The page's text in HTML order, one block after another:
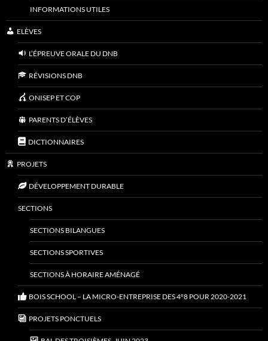
INFORMATIONS UTILES
ELÈVES
L’ÉPREUVE ORALE DU DNB
RÉVISIONS DNB
ONISEP ET COP
PARENTS D’ÉLÈVES
DICTIONNAIRES
PROJETS
DÉVELOPPEMENT DURABLE
SECTIONS
SECTIONS BILANGUES
SECTIONS SPORTIVES
SECTIONS À HORAIRE AMÉNAGÉ
BOIS SCHOOL – LA MICRO-ENTREPRISE DES 4°8 POUR 2020-2021
PROJETS PONCTUELS